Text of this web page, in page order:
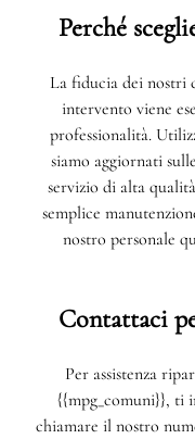
Perché
La fiducia dei nostri
intervento viene
professionalità.
siamo aggiornati
servizio di alta
semplice
nostro personale
Contattaci
Per assistenza
{{mpg_comuni}}, ti
chiamare il nostro